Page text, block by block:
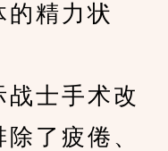
的精力状
士手术改
了疲倦、